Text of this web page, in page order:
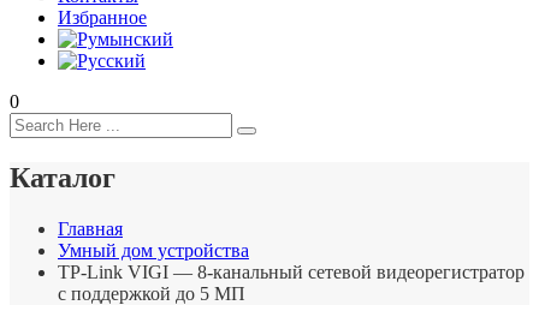
Избранное
0
Каталог
Главная
Умный дом устройства
TP-Link VIGI — 8-канальный сетевой видеорегистратор
с поддержкой до 5 МП